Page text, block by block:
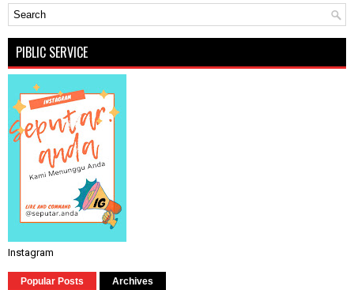
PIBLIC SERVICE
Instagram
Popular Posts Archives